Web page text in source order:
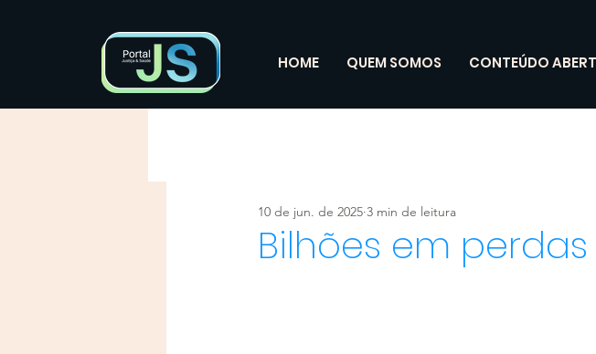
HOME QUEM SOMOS CONTEÚDO
Bilhões em
10 de jun. de 2025 3 min de leitura